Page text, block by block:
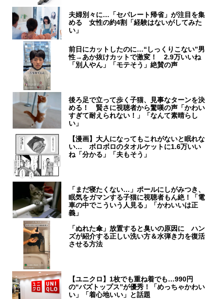
夫婦別々に…「セパレート帰省」が注目を集
める 女性の約4割「経験はないがしてみた
い」
前日にカットしたのに…“しっくりこない”男
性→あか抜けカットで激変！ 2.9万いいね
「別人やん」「モテそう」絶賛の声
後ろ足で立って歩く子猫、見事なターンを決
める！ 賢さに視聴者から驚嘆の声「かわい
すぎて耐えられない！」「なんて素晴らし
い」
【漫画】大人になってもこれがないと眠れな
い… ボロボロのタオルケットに1.6万いい
ね「分かる」「夫もそう」
「まだ寝たくない…」ポールにしがみつき、
眠気をガマンする子猫に視聴者もん絶！「電
車の中でこういう人見る」「かわいいは正
義」
「ぬれた傘」放置すると臭いの原因に ハン
ズが紹介する正しい洗い方＆水弾き力を復活
させる方法
【ユニクロ】1枚でも重ね着でも…990円
の“バズトップス”が優秀！「めっちゃかわい
い」「着心地いい」と話題